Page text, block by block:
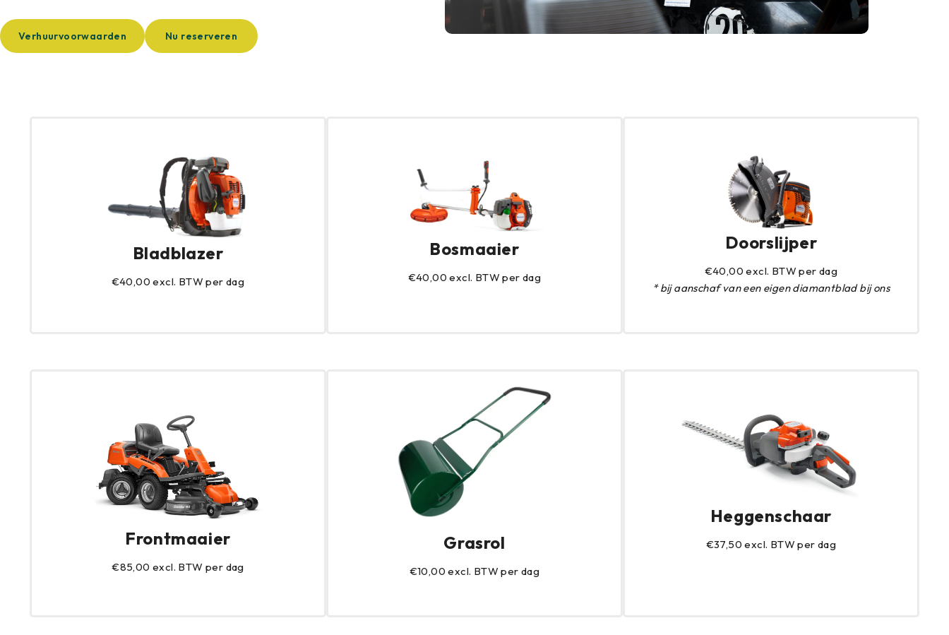
Verhuurvoorwaarden Nu reserveren
Bladblazer
€40,00 excl. BTW per dag
Bosmaaier
€40,00 excl. BTW per dag
Doorslijper
€40,00 excl. BTW per dag
* bij aanschaf van een eigen diamantblad bij ons
Frontmaaier
€85,00 excl. BTW per dag
Grasrol
€10,00 excl. BTW per dag
Heggenschaar
€37,50 excl. BTW per dag